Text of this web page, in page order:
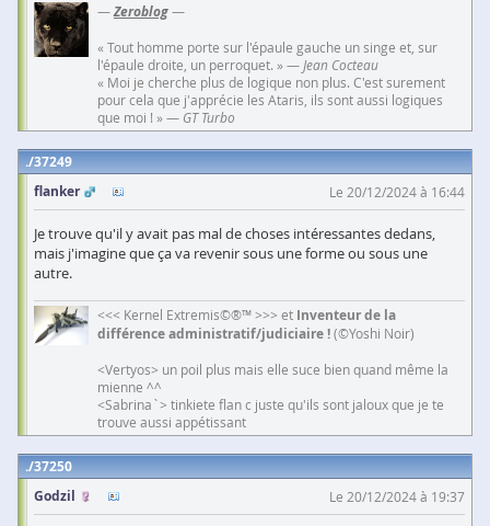
—Zeroblog—
« Tout homme porte sur l'épaule gauche un singe et, sur
l'épaule droite, un perroquet. » — Jean Cocteau
« Moi je cherche plus de logique non plus. C'est surement
pour cela que j'apprécie les Ataris, ils sont aussi logiques
que moi ! » — GT Turbo
37249
flanker
Le 20/12/2024 à 16:44
Je trouve qu'il y avait pas mal de choses intéressantes dedans,
mais j'imagine que ça va revenir sous une forme ou sous une
autre.
<<< Kernel Extremis©®™ >>> et Inventeur de la
différence administratif/judiciaire !(©Yoshi Noir)
<Vertyos> un poil plus mais elle suce bien quand même la
mienne ^^
<Sabrina`> tinkiete flan c juste qu'ils sont jaloux que je te
trouve aussi appétissant
37250
Godzil
Le 20/12/2024 à 19:37